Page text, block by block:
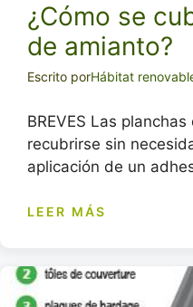
¿Cómo se
de amianto?
Escrito porHábitat
BREVES Las
recubrirse sin
aplicación de un
LEER MÁS